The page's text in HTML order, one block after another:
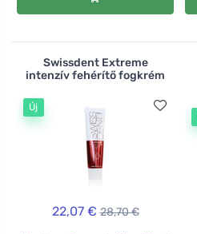
Swissdent Extreme
intenzív fehérítő fogkrém
Új
22,07 € 28,70 €